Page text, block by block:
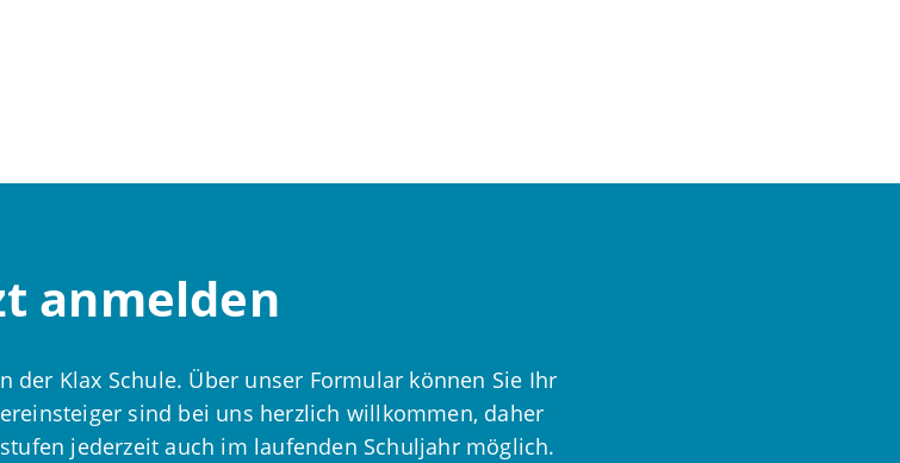
anmelden
der Klax Schule. Über unser Formular können Sie Ihr
sind bei uns herzlich willkommen, daher
jederzeit auch im laufenden Schuljahr möglich.